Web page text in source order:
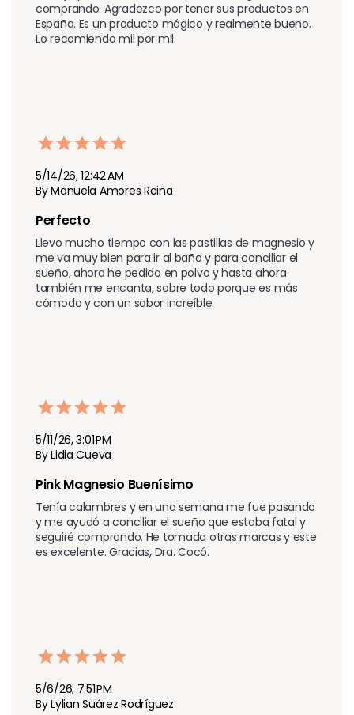
comprando. Agradezco por tener sus productos en
España. Es un producto mágico y realmente bueno.
Lo recomiendo mil por mil.
5/14/26, 12:42 AM
By Manuela Amores Reina
Perfecto
Llevo mucho tiempo con las pastillas de magnesio y
me va muy bien para ir al baño y para conciliar el
sueño, ahora he pedido en polvo y hasta ahora
también me encanta, sobre todo porque es más
cómodo y con un sabor increíble.
5/11/26, 3:01 PM
By Lidia Cueva
Pink Magnesio Buenísimo
Tenía calambres y en una semana me fue pasando
y me ayudó a conciliar el sueño que estaba fatal y
seguiré comprando. He tomado otras marcas y este
es excelente. Gracias, Dra. Cocó.
5/6/26, 7:51 PM
By Lylian Suárez Rodríguez